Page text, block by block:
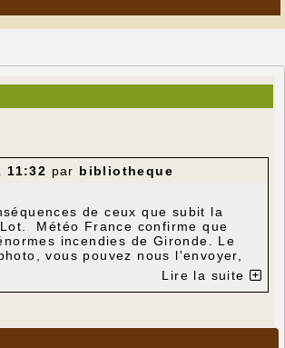
11:32 par bibliotheque
de ceux que subit la
Météo France confirme que
incendies de Gironde. Le
vous pouvez nous l'envoyer,
d'activités physiques en
Lire la suite